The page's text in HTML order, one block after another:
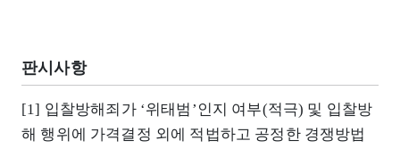
판시사항
[1] 입찰방해죄가 ‘위태범’인지 여부(적극) 및 입찰방
해 행위에 가격결정 외에 적법하고 공정한 경쟁방법